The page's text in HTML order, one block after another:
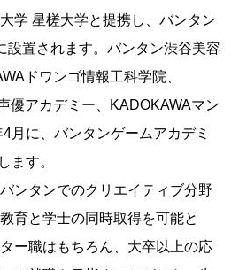
学 星槎大学と提携し、バンタン
設置されます。バンタン渋谷美容
ドワンゴ情報工科学院、
優アカデミー、KADOKAWAマン
月に、バンタンゲームアカデミ
ます。
ンタンでのクリエイティブ分野
育と学士の同時取得を可能と
ー職はもちろん、大卒以上の応